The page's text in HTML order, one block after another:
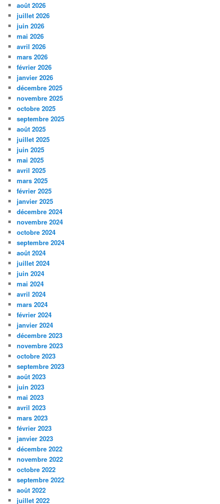
août 2026
juillet 2026
juin 2026
mai 2026
avril 2026
mars 2026
février 2026
janvier 2026
décembre 2025
novembre 2025
octobre 2025
septembre 2025
août 2025
juillet 2025
juin 2025
mai 2025
avril 2025
mars 2025
février 2025
janvier 2025
décembre 2024
novembre 2024
octobre 2024
septembre 2024
août 2024
juillet 2024
juin 2024
mai 2024
avril 2024
mars 2024
février 2024
janvier 2024
décembre 2023
novembre 2023
octobre 2023
septembre 2023
août 2023
juin 2023
mai 2023
avril 2023
mars 2023
février 2023
janvier 2023
décembre 2022
novembre 2022
octobre 2022
septembre 2022
août 2022
juillet 2022